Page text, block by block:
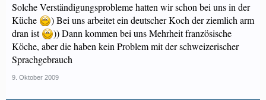
Solche Verständigungsprobleme hatten wir schon bei uns in der
Küche
) Bei uns arbeitet ein deutscher Koch der ziemlich arm
dran ist
)) Dann kommen bei uns Mehrheit französische
Köche, aber die haben kein Problem mit der schweizerischer
Sprachgebrauch
9. Oktober 2009